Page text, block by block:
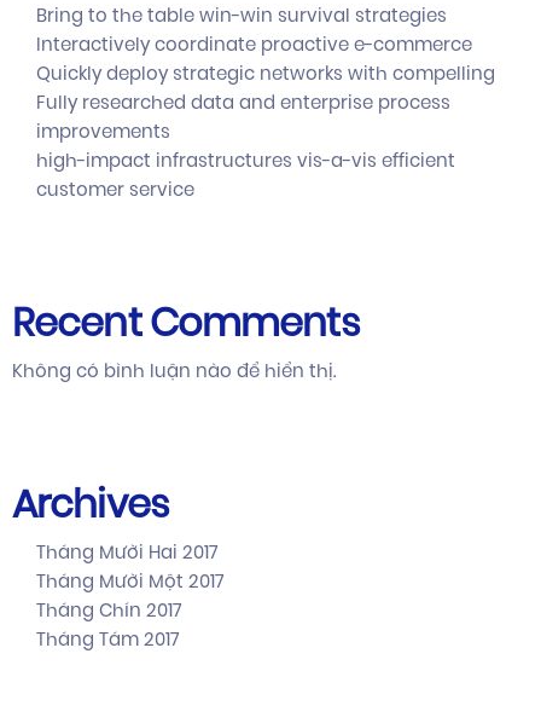
Bring to the table win-win survival strategies
Interactively coordinate proactive e-commerce
Quickly deploy strategic networks with compelling
Fully researched data and enterprise process
improvements
high-impact infrastructures vis-a-vis efficient
customer service
Recent Comments
Không có bình luận nào để hiển thị.
Archives
Tháng Mười Hai 2017
Tháng Mười Một 2017
Tháng Chín 2017
Tháng Tám 2017